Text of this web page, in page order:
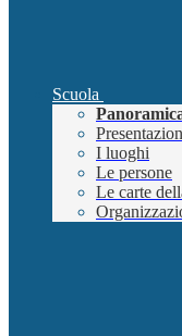
Scuola
I luoghi
Le persone
Le carte